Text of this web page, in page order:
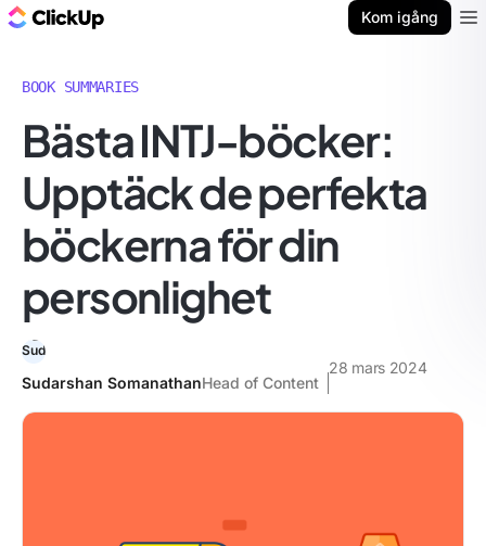
Kom igång
BOOK SUMMARIES
Bästa INTJ-böcker:
Upptäck de perfekta
böckerna för din
personlighet
Sudarshan SomanathanHead of Content
28 mars 2024